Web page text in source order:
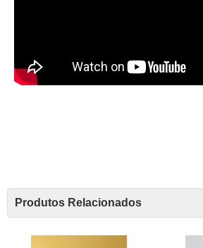
Produtos Relacionados